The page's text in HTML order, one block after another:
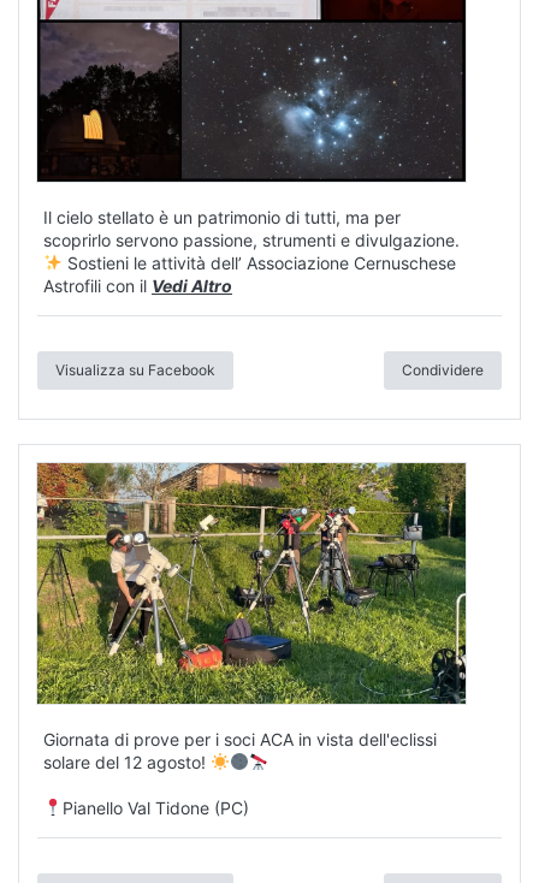
Il cielo stellato è un patrimonio di tutti, ma per
scoprirlo servono passione, strumenti e divulgazione.
Sostieni le attività dell’ Associazione Cernuschese
Astrofili con il Vedi Altro
Visualizza su Facebook Condividere
Giornata di prove per i soci ACA in vista dell'eclissi
solare del 12 agosto!
Pianello Val Tidone (PC)